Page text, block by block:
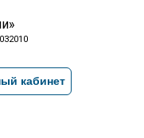
кабинет